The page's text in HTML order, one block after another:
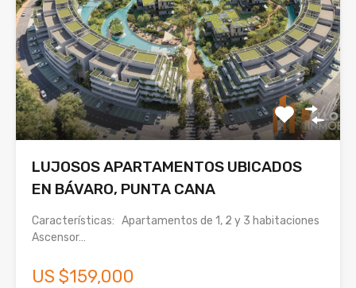
LUJOSOS APARTAMENTOS UBICADOS
EN BÁVARO, PUNTA CANA
Características: Apartamentos de 1, 2 y 3 habitaciones
Ascensor…
US $159,000